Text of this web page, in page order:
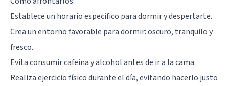
Establece un horario específico para dormir y despertarte.
Crea un entorno favorable para dormir: oscuro, tranquilo y
fresco.
Evita consumir cafeína y alcohol antes de ir a la cama.
Realiza ejercicio físico durante el día, evitando hacerlo justo